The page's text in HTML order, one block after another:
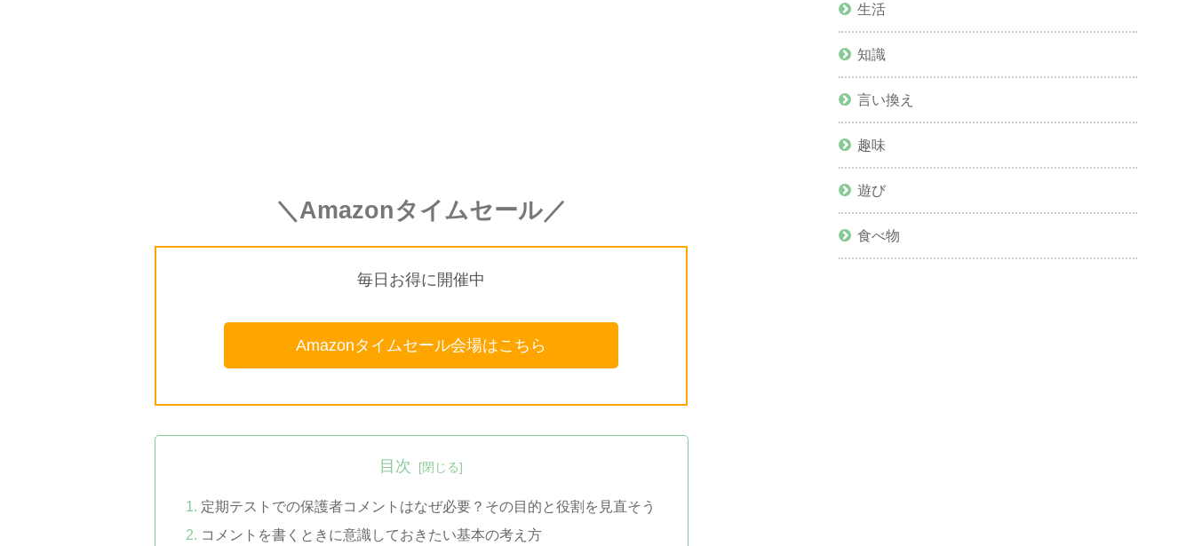
＼Amazonタイムセール／
毎日お得に開催中
Amazonタイムセール会場はこちら
目次
定期テストでの保護者コメントはなぜ必要？その目的と役割を見直そう
コメントを書くときに意識しておきたい基本の考え方
生活
知識
言い換え
趣味
遊び
食べ物